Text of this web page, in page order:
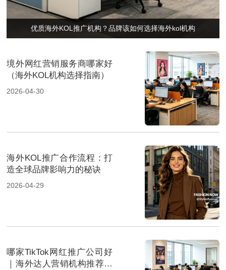
优质海外KOL推广机构？品牌该如何选择海外kol机构
境外网红营销服务商哪家好
（海外KOL机构选择指南）
2026-04-30
海外KOL推广合作流程：打
造全球品牌影响力的秘诀
2026-04-29
哪家TikTok网红推广公司好
｜海外达人营销机构推荐指